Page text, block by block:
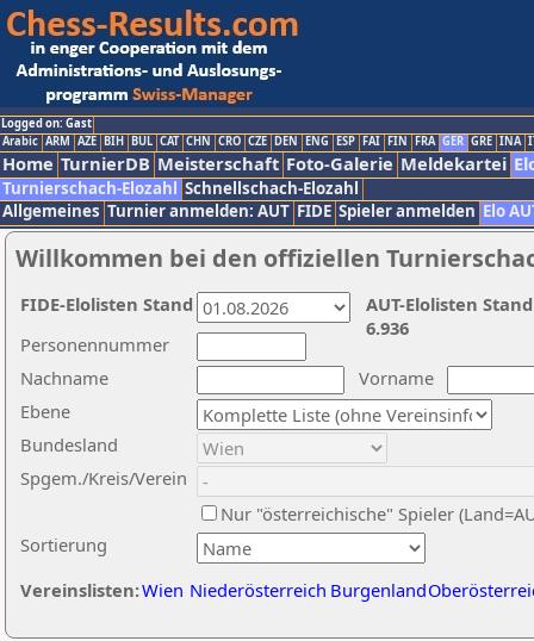
Logged on: Gast
Arabic ARM AZE BIH BUL CAT CHN CRO CZE DEN ENG ESP FAI FIN FRA GER GRE INA
Home TurnierDB Meisterschaft Foto-Galerie Meldekartei
Turnierschach-Elozahl Schnellschach-Elozahl
Allgemeines Turnier anmelden: AUT FIDE Spieler anmelden Elo
Willkommen bei den offiziellen
Nachname
Vorname
Ebene
Sortierung
Personennummer
Bundesland
Spgem./Kreis/Verein
Nur "österreichische" Spieler
Vereinslisten:Wien Niederösterreich Burgenland
AUT-Elolisten
6.936
FIDE-Elolisten Stand